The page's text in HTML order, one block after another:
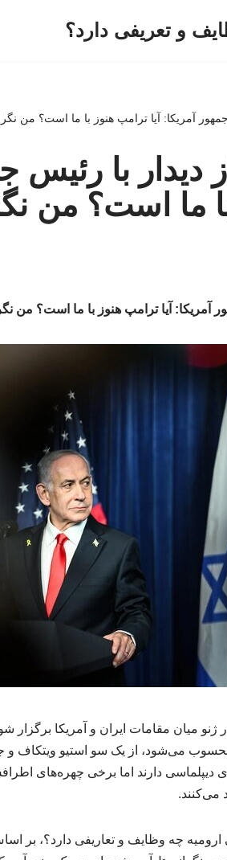
و تعریفی دارد؟
جمهور آمریکا: آیا ترامپ هنوز با ما است؟ من
دیدار با رئیس
ما است؟ من
آمریکا: آیا ترامپ هنوز با ما است؟ من
میان مقامات ایران و آمریکا
می‌شود، از یک سو استیو ویتکاف و
دیپلماسی دارند اما برخی چهره‌های
می‌کنند.